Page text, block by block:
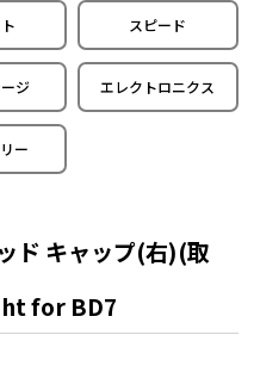
スピード
ジ エレクトロニクス
ー
ド キャップ(右)(取
for BD7